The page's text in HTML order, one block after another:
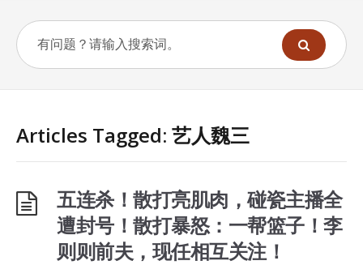
Articles Tagged: 艺人魏三
五连杀！散打亮肌肉，碰瓷主播全
遭封号！散打暴怒：一帮篮子！李
则则前夫，现任相互关注！